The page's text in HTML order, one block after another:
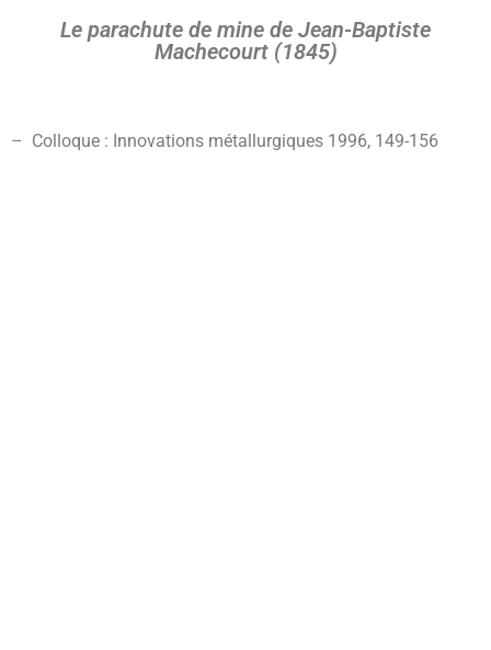
Le parachute de mine de Jean-Baptiste
Machecourt (1845)
– Colloque : Innovations métallurgiques 1996, 149-156